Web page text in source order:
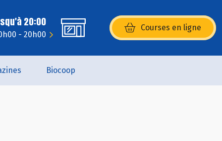
20:00
- 20h00
Courses en ligne
(s’ouvre dans une nouvelle
Biocoop